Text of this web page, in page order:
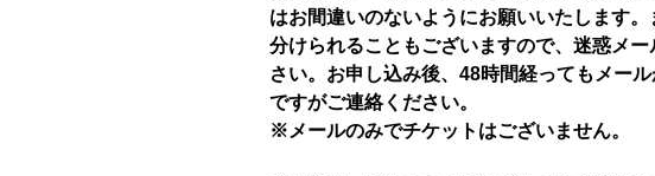
はお間違いのないようにお願いいたします
分けられることもございますので、迷惑メ
さい。お申し込み後、48時間経ってもメー
ですがご連絡ください。
※メールのみでチケットはございません。